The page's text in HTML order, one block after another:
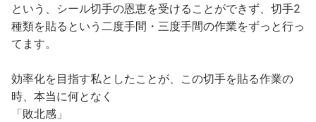
という、シール切手の恩恵を受けることができず、切手2
種類を貼るという二度手間・三度手間の作業をずっと行っ
てます。
効率化を目指す私としたことが、この切手を貼る作業の
時、本当に何となく
「敗北感」